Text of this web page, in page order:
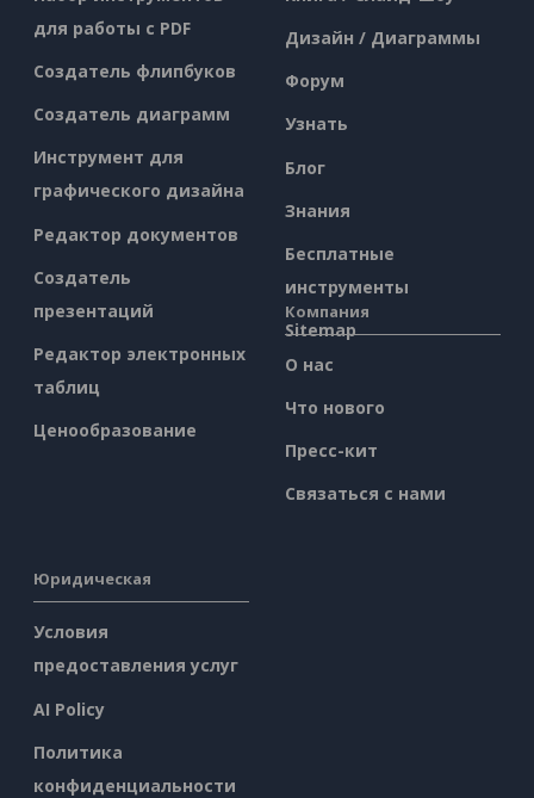
для работы с PDF
Создатель флипбуков
Создатель диаграмм
Инструмент для
графического дизайна
Редактор документов
Создатель
презентаций
Редактор электронных
таблиц
Ценообразование
Дизайн / Диаграммы
Форум
Узнать
Блог
Знания
Бесплатные
инструменты
Sitemap
Компания
О нас
Что нового
Пресс-кит
Связаться с нами
Юридическая
Условия
предоставления услуг
AI Policy
Политика
конфиденциальности